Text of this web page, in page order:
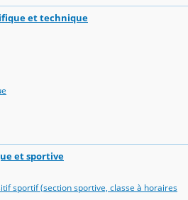
et technique
et sportive
sportif (section sportive, classe à horaires